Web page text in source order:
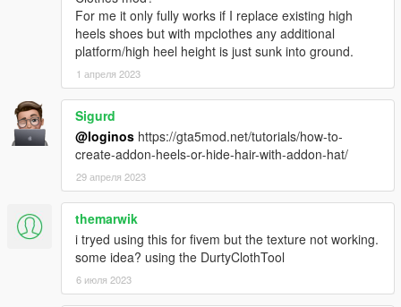
For me it only fully works if I replace existing high
heels shoes but with mpclothes any additional
platform/high heel height is just sunk into ground.
1 апреля 2023
Sigurd
@loginos https://gta5mod.net/tutorials/how-to-
create-addon-heels-or-hide-hair-with-addon-hat/
29 апреля 2023
themarwik
i tryed using this for fivem but the texture not working.
some idea? using the DurtyClothTool
6 июля 2023